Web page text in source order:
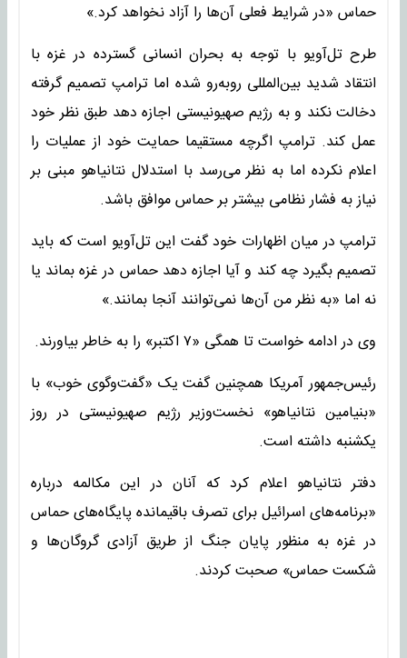
حماس «در شرایط فعلی آن‌ها را آزاد نخواهد کرد.»
طرح تل‌آویو با توجه به بحران انسانی گسترده در غزه با
انتقاد شدید بین‌المللی روبه‌رو شده اما ترامپ تصمیم گرفته
دخالت نکند و به رژیم صهیونیستی اجازه دهد طبق نظر خود
عمل کند. ترامپ اگرچه مستقیما حمایت خود از عملیات را
اعلام نکرده اما به نظر می‌رسد با استدلال نتانیاهو مبنی بر
نیاز به فشار نظامی بیشتر بر حماس موافق باشد.
ترامپ در میان اظهارات خود گفت این تل‌آویو است که باید
تصمیم بگیرد چه کند و آیا اجازه دهد حماس در غزه بماند یا
نه اما «به نظر من آن‌ها نمی‌توانند آنجا بمانند.»
وی در ادامه خواست تا همگی «۷ اکتبر» را به خاطر بیاورند.
رئیس‌جمهور آمریکا همچنین گفت یک «گفت‌وگوی خوب» با
«بنیامین نتانیاهو» نخست‌وزیر رژیم صهیونیستی در روز
یکشنبه داشته است.
دفتر نتانیاهو اعلام کرد که آنان در این مکالمه درباره
«برنامه‌های اسرائیل برای تصرف باقیمانده پایگاه‌های حماس
در غزه به منظور پایان جنگ از طریق آزادی گروگان‌ها و
شکست حماس» صحبت کردند.